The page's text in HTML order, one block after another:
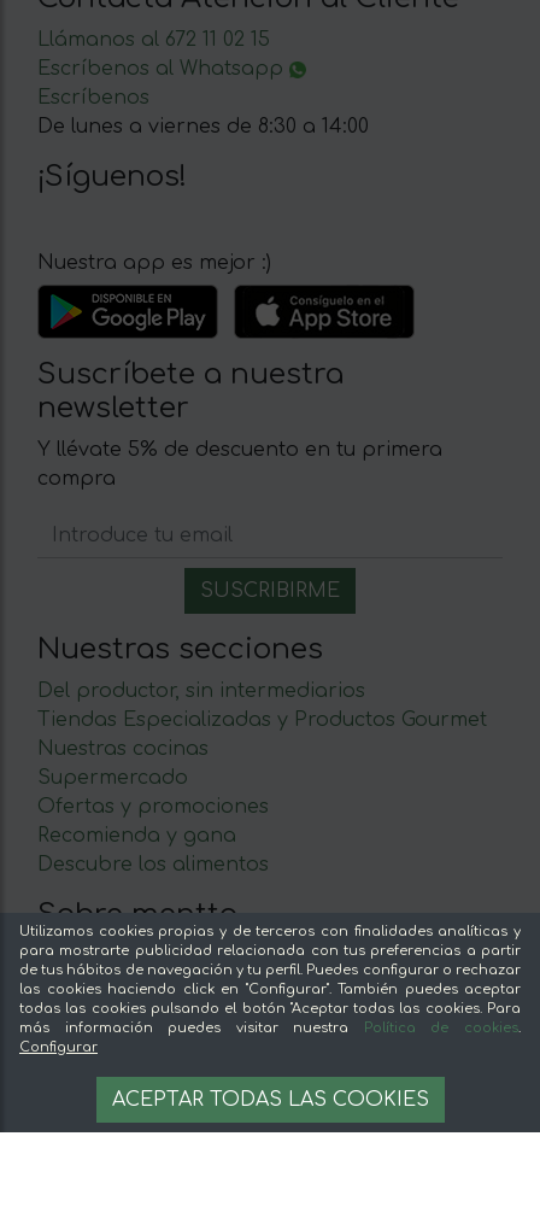
Llámanos al 672 11 02 15
Escríbenos al Whatsapp
Escríbenos
De lunes a viernes de 8:30 a 14:00
¡Síguenos!
Nuestra app es mejor :)
Suscríbete a nuestra
newsletter
Y llévate 5% de descuento en tu primera
compra
Nuestras secciones
Del productor, sin intermediarios
Tiendas Especializadas y Productos Gourmet
Nuestras cocinas
Supermercado
Ofertas y promociones
Recomienda y gana
Descubre los alimentos
Sobre mentta
Ventajas de comprar comida online en mentta
Conoce mentta
Blog de mentta
Vende en mentta
Fidelización
Preguntas frecuentes
Utilizamos cookies propias y de terceros con finalidades analíticas y
para mostrarte publicidad relacionada con tus preferencias a partir
de tus hábitos de navegación y tu perfil. Puedes configurar o rechazar
las cookies haciendo click en "Configurar". También puedes aceptar
todas las cookies pulsando el botón "Aceptar todas las cookies. Para
más información puedes visitar nuestra
Política de cookies.
Configurar
ACEPTAR TODAS LAS COOKIES